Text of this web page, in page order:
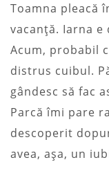
Toamna pleacă
vacanță. Iarna
Acum, probabil
distrus cuibul.
gândesc să fac
Parcă îmi pare
descoperit
avea, așa, un